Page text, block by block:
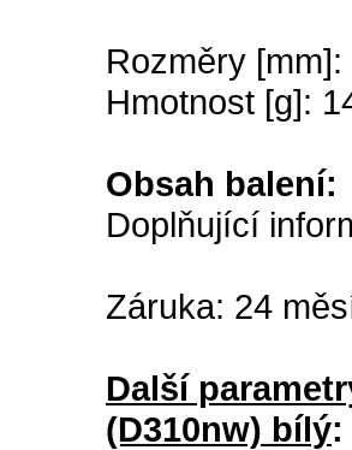
Rozměry
Hmotnost [g]:
Obsah balení:
Doplňující
Záruka: 24
Další
(D310nw) bílý: